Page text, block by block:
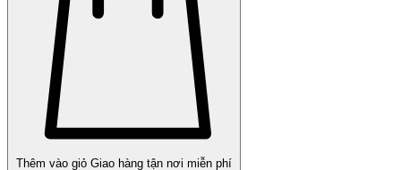
Thêm vào giỏ Giao hàng tận nơi miễn phí